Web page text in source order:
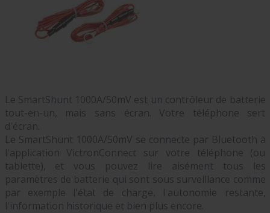
Le SmartShunt 1000A/50mV est un contrôleur de batterie
tout-en-un, mais sans écran. Votre téléphone sert
d'écran.
Le SmartShunt 1000A/50mV se connecte par Bluetooth à
l'application VictronConnect sur votre téléphone (ou
tablette), et vous pouvez lire aisément tous les
paramètres de batterie qui sont sous surveillance comme
par exemple l'état de charge, l'autonomie restante,
l'information historique et bien plus encore.